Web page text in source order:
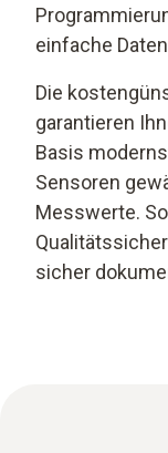
einfache
Die
garantieren
Basis
Sensoren
Messwerte.
sicher